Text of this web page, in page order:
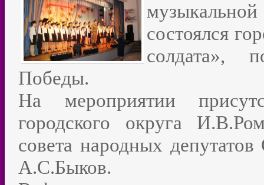
состоялся
солдата»,
Победы.
На мероприятии
городского округа
совета народных депутатов
А.С.Быков.